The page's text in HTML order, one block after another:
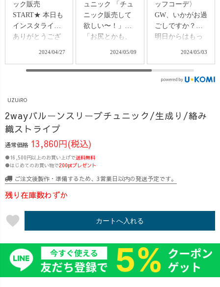
ュニック 「チュ
ニック販売して
欲しい〜！」
「お尻とかも、
す！」 と、たく
き、デザイン部
で考えて出来上
がりました！
2wayバルーンス
リーブチュニッ
ク >> ・前でも
後ろでも2way仕
様 ・ギャザーで
バー ・袖のボリ
ュームで華奢み
え効果 生地に
は、静岡県浜松
市の絡み織とい
う技術が使われ
たストライプ生
地をたっぷり使
2024/05/09
ッフコーデ〉
GW、いかがお過
ごしですか？🌼
明日からはもっ
けてお過ごしく
スリーブチュニ
らでも着られ
て、 気分や雰囲
気に合わせて変
えられるのも お
買おうか迷って
います...！何色
にしようか
な〜〜♩ 着用ア
イテムは プロフ
ィールリンクよ
りご覧いただけ
2024/05/03
ュニック 「チュ
ニック販売して
欲しい〜！」
「お尻とかも、
す！」 と、たく
さんのお客様か
で考えて出来上
様 ・ギャザーで
ュームで華奢み
は、静岡県浜松
市の絡み織とい
う技術が使われ
たストライプ生
地をたっぷり使
2024/05/09
UZUiRO
2wayバルーンスリーブチュニック/生成り/絡み
織ストライプ
通常価格 13,860円(税込)
●16,500円以上のお買い上げで送料無料
●はじめてのお買い物で200ptプレゼント
ご注文後製作・準備するため、3営業日以内の発送予定です。
残り在庫数わずか
favorite カートへ入れる